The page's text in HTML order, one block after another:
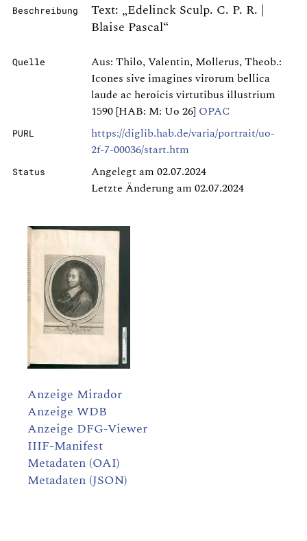
Beschreibung
Text: „Edelinck Sculp. C. P. R. |
Blaise Pascal“
Quelle
Aus: Thilo, Valentin, Mollerus, Theob.:
Icones sive imagines virorum bellica
laude ac heroicis virtutibus illustrium
1590 [HAB: M: Uo 26] OPAC
PURL
https://diglib.hab.de/varia/portrait/uo-
2f-7-00036/start.htm
Status
Angelegt am 02.07.2024
Letzte Änderung am 02.07.2024
Anzeige Mirador
Anzeige WDB
Anzeige DFG-Viewer
IIIF-Manifest
Metadaten (OAI)
Metadaten (JSON)